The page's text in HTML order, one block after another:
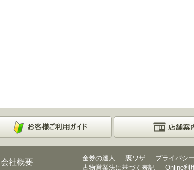
会社概要 金券の達人 裏ワザ プライバシ
古物営業法に基づく表記
Online利